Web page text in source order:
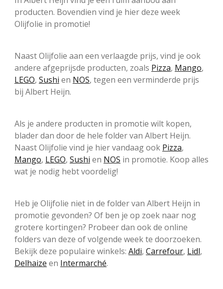
producten. Bovendien vind je hier deze week
Olijfolie in promotie!
Naast Olijfolie aan een verlaagde prijs, vind je ook
andere afgeprijsde producten, zoals Pizza, Mango,
LEGO, Sushi en NOS, tegen een verminderde prijs
bij Albert Heijn.
Als je andere producten in promotie wilt kopen,
blader dan door de hele folder van Albert Heijn.
Naast Olijfolie vind je hier vandaag ook Pizza,
Mango, LEGO, Sushi en NOS in promotie. Koop alles
wat je nodig hebt voordelig!
Heb je Olijfolie niet in de folder van Albert Heijn in
promotie gevonden? Of ben je op zoek naar nog
grotere kortingen? Probeer dan ook de online
folders van deze of volgende week te doorzoeken.
Bekijk deze populaire winkels: Aldi, Carrefour, Lidl,
Delhaize en Intermarché.